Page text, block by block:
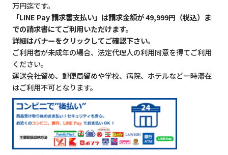
万円迄です。
「LINE Pay 請求書支払い」は請求金額が 49,999円（税込）ま
での請求書にてご利用いただけます。
詳細はバナーをクリックしてご確認下さい。
ご利用者が未成年の場合、法定代理人の利用同意を得てご利用
ください。
運送会社留め、郵便局留めや学校、病院、ホテルなど一時滞在
はご利用不可となります。